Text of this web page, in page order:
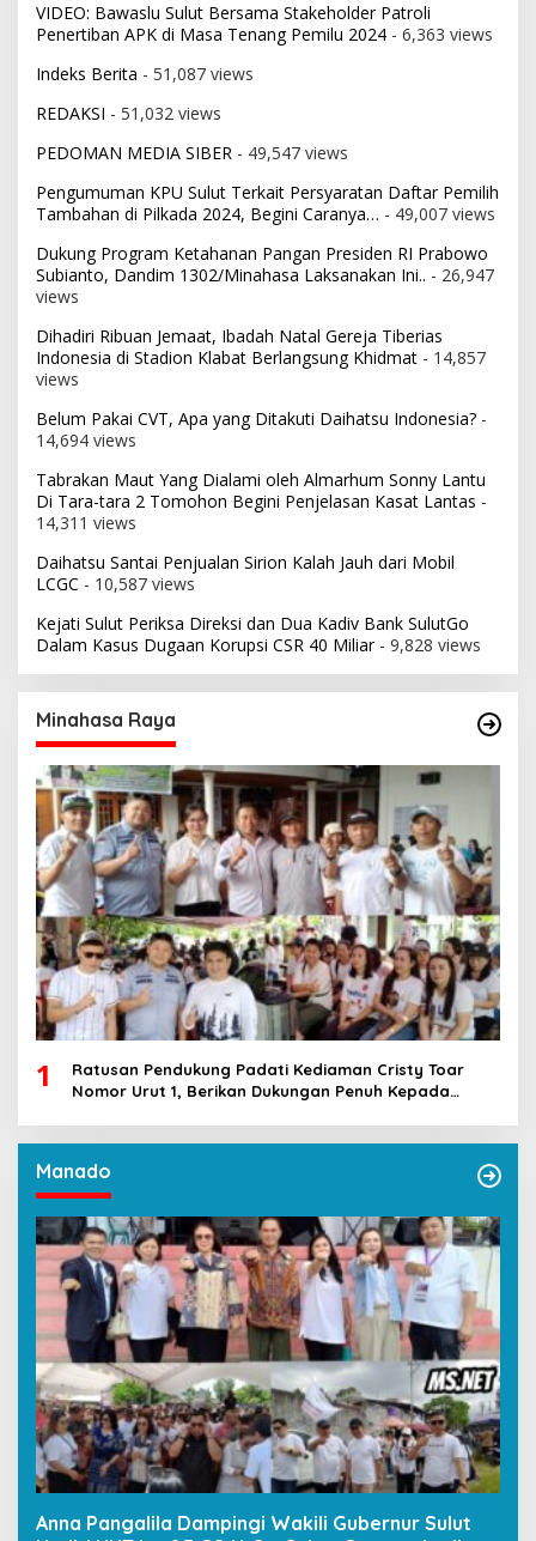
VIDEO: Bawaslu Sulut Bersama Stakeholder Patroli
Penertiban APK di Masa Tenang Pemilu 2024 - 6,363 views
Indeks Berita - 51,087 views
REDAKSI - 51,032 views
PEDOMAN MEDIA SIBER - 49,547 views
Pengumuman KPU Sulut Terkait Persyaratan Daftar Pemilih
Tambahan di Pilkada 2024, Begini Caranya… - 49,007 views
Dukung Program Ketahanan Pangan Presiden RI Prabowo
Subianto, Dandim 1302/Minahasa Laksanakan Ini.. - 26,947
views
Dihadiri Ribuan Jemaat, Ibadah Natal Gereja Tiberias
Indonesia di Stadion Klabat Berlangsung Khidmat - 14,857
views
Belum Pakai CVT, Apa yang Ditakuti Daihatsu Indonesia? -
14,694 views
Tabrakan Maut Yang Dialami oleh Almarhum Sonny Lantu
Di Tara-tara 2 Tomohon Begini Penjelasan Kasat Lantas -
14,311 views
Daihatsu Santai Penjualan Sirion Kalah Jauh dari Mobil
LCGC - 10,587 views
Kejati Sulut Periksa Direksi dan Dua Kadiv Bank SulutGo
Dalam Kasus Dugaan Korupsi CSR 40 Miliar- 9,828 views
Minahasa Raya
1
Ratusan Pendukung Padati Kediaman Cristy Toar
Nomor Urut 1, Berikan Dukungan Penuh Kepada
Manado
Anna Pangalila Dampingi Wakili Gubernur Sulut